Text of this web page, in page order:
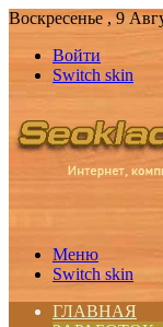
Воскресенье , 9
Войти
Switch skin
Меню
Switch skin
ГЛАВНАЯ